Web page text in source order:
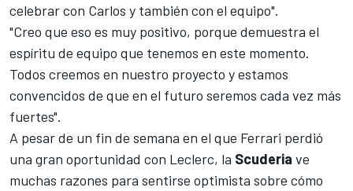
celebrar con Carlos y también con el equipo".
"Creo que eso es muy positivo, porque demuestra el
espíritu de equipo que tenemos en este momento.
Todos creemos en nuestro proyecto y estamos
convencidos de que en el futuro seremos cada vez más
fuertes".
A pesar de un fin de semana en el que Ferrari perdió
una gran oportunidad con Leclerc, la Scuderia ve
muchas razones para sentirse optimista sobre cómo